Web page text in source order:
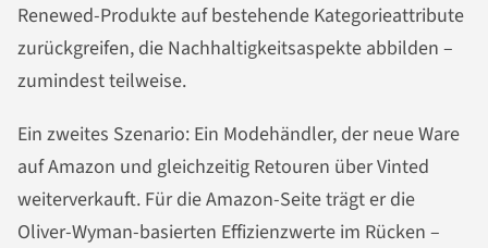
Renewed-Produkte auf bestehende Kategorieattribute
zurückgreifen, die Nachhaltigkeitsaspekte abbilden –
zumindest teilweise.
Ein zweites Szenario: Ein Modehändler, der neue Ware
auf Amazon und gleichzeitig Retouren über Vinted
weiterverkauft. Für die Amazon-Seite trägt er die
Oliver-Wyman-basierten Effizienzwerte im Rücken –